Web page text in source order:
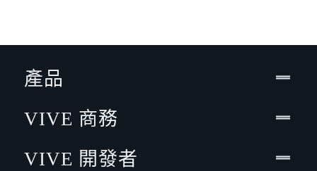
產品
VIVE 商務
VIVE 開發者